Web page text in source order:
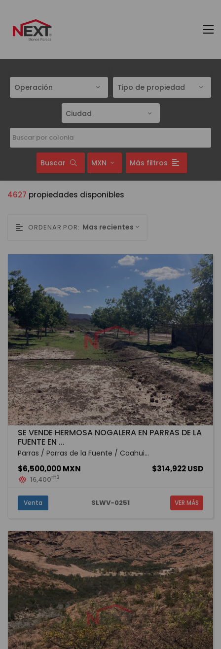
Operación Tipo de propiedad
Ciudad
Buscar MXN Más filtros
4627 propiedades disponibles
ORDENAR POR: Mas recientes
SE VENDE HERMOSA NOGALERA EN PARRAS DE LA
FUENTE EN ...
Parras / Parras de la Fuente / Coahui...
$6,500,000 MXN $314,922 USD
16,400m2
Venta SLWV-0251 VER MÁS